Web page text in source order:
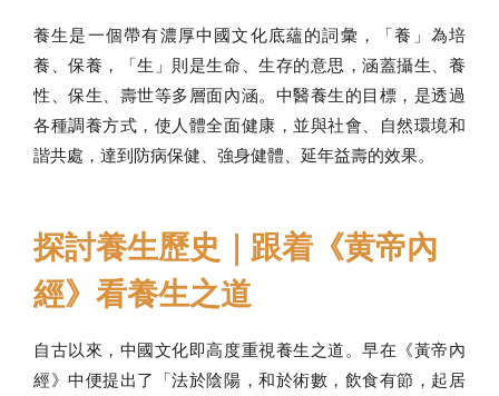
養生是一個帶有濃厚中國文化底蘊的詞彙，「養」為培
養、保養，「生」則是生命、生存的意思，涵蓋攝生、養
性、保生、壽世等多層面內涵。中醫養生的目標，是透過
各種調養方式，使人體全面健康，並與社會、自然環境和
諧共處，達到防病保健、強身健體、延年益壽的效果。
探討養生歷史｜跟着《黄帝內
經》看養生之道
自古以來，中國文化即高度重視養生之道。早在《黃帝內
經》中便提出了「法於陰陽，和於術數，飲食有節，起居